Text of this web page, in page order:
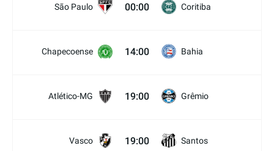
São Paulo 00:00 Coritiba
Chapecoense 14:00 Bahia
Atlético-MG 19:00 Grêmio
Vasco 19:00 Santos